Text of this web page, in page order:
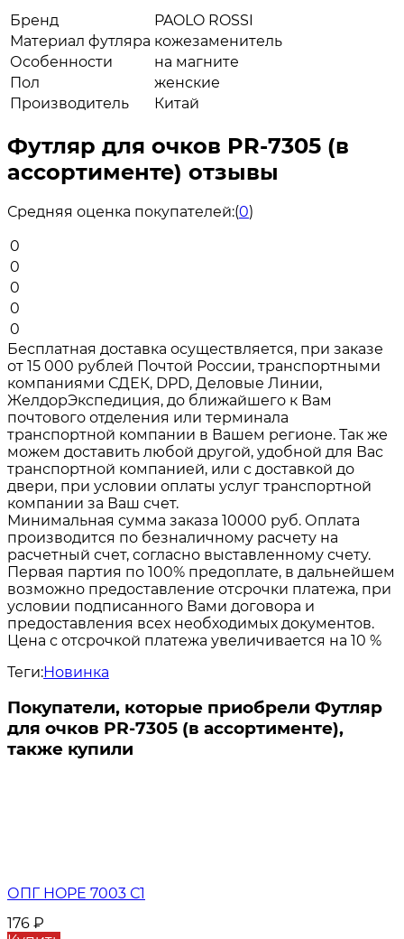
Бренд
PAOLO ROSSI
Материал футляра кожезаменитель
Особенности
на магните
Пол
женские
Производитель
Китай
Футляр для очков PR-7305 (в
ассортименте) отзывы
Средняя оценка покупателей:(0)
0
0
0
0
0
Бесплатная доставка осуществляется, при заказе
от 15 000 рублей Почтой России, транспортными
компаниями СДЕК, DPD, Деловые Линии,
ЖелдорЭкспедиция, до ближайшего к Вам
почтового отделения или терминала
транспортной компании в Вашем регионе. Так же
можем доставить любой другой, удобной для Вас
транспортной компанией, или с доставкой до
двери, при условии оплаты услуг транспортной
компании за Ваш счет.
Минимальная сумма заказа 10000 руб. Оплата
производится по безналичному расчету на
расчетный счет, согласно выставленному счету.
Первая партия по 100% предоплате, в дальнейшем
возможно предоставление отсрочки платежа, при
условии подписанного Вами договора и
предоставления всех необходимых документов.
Цена с отсрочкой платежа увеличивается на 10 %
Теги:Новинка
Покупатели, которые приобрели Футляр
для очков PR-7305 (в ассортименте),
также купили
ОПГ HOPE 7003 С1
176 ₽